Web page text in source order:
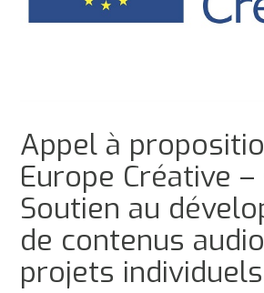
Appel à
Europe Créative –
Soutien au
de contenus
projets